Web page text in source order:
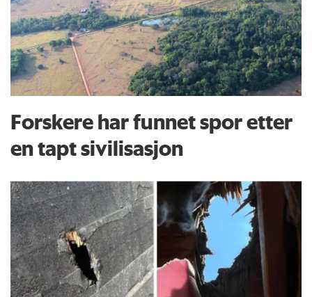
Forskere har funnet spor etter
en tapt sivilisasjon